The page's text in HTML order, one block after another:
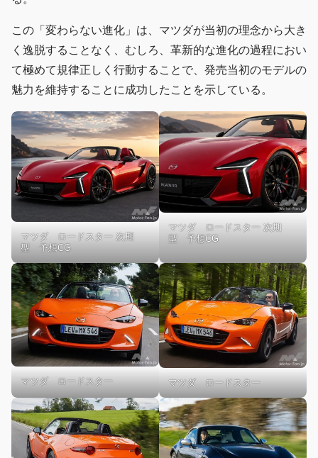
この「変わらない進化」は、マツダが当初の理念から大き
く逸脱することなく、むしろ、革新的な進化の過程におい
て極めて規律正しく行動することで、発売当初のモデルの
魅力を維持することに成功したことを示している。
マツダ ロードスター 次期
型 予想CG
マツダ ロードスター 次期
型 予想CG
マツダ ロードスター マツダ ロードスター